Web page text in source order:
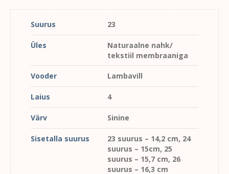
Suurus 23
Üles
Naturaalne nahk/
tekstiil membraaniga
Vooder Lambavill
Laius 4
Värv Sinine
Sisetalla suurus
23 suurus – 14,2 cm, 24
suurus – 15cm, 25
suurus – 15,7 cm, 26
suurus – 16,3 cm